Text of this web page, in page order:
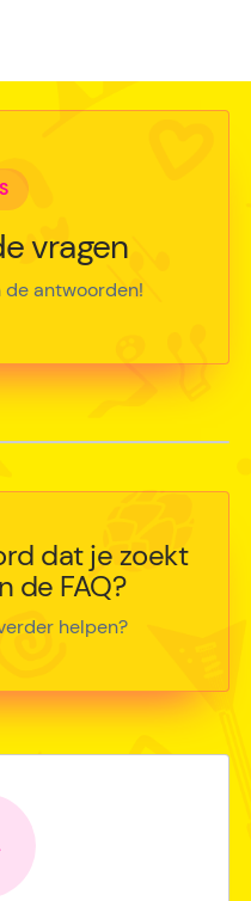
vragen
de antwoorden!
dat je zoekt
de FAQ?
helpen?